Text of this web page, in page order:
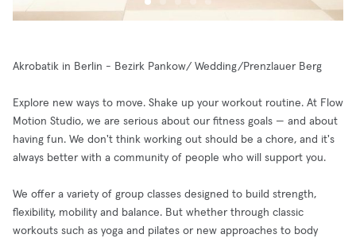
Akrobatik in Berlin - Bezirk Pankow/ Wedding/Prenzlauer Berg
Explore new ways to move. Shake up your workout routine. At Flow
Motion Studio, we are serious about our fitness goals — and about
having fun. We don't think working out should be a chore, and it's
always better with a community of people who will support you.
We offer a variety of group classes designed to build strength,
flexibility, mobility and balance. But whether through classic
workouts such as yoga and pilates or new approaches to body